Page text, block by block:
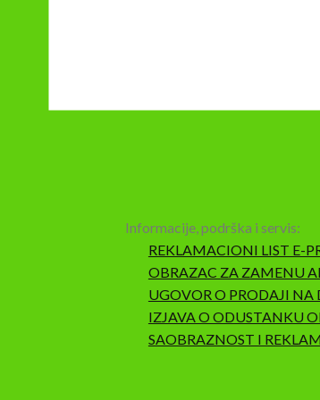
Informacije, podrška i servis:
REKLAMACIONI LIST E-
OBRAZAC ZA ZAMENU
UGOVOR O PRODAJI
IZJAVA O ODUSTANKU
SAOBRAZNOST I